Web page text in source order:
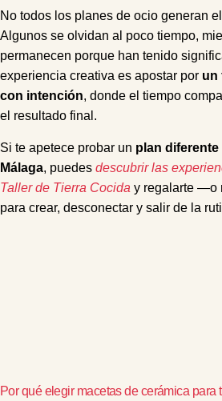
No todos los planes de ocio generan
Algunos se olvidan al poco tiempo,
permanecen porque han tenido
experiencia creativa es apostar por un
con intención, donde el tiempo
el resultado final.
Si te apetece probar un plan diferente
Málaga, puedes descubrir las
Taller de Tierra Cocida y regalarte —o
para crear, desconectar y salir de la
Por qué elegir macetas de cerámica para